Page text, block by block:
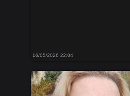
16/05/2026 22:04